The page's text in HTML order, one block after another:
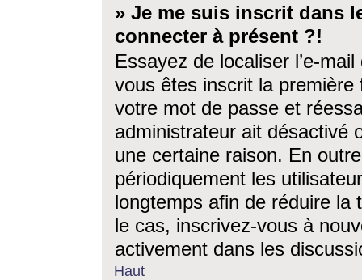
» Je me suis inscrit dans
connecter à présent ?!
Essayez de localiser l’e-
vous êtes inscrit la première
votre mot de passe et
administrateur ait désactivé
une certaine raison. En
périodiquement les
longtemps afin de réduire la
le cas, inscrivez-vous à
activement dans les
Haut